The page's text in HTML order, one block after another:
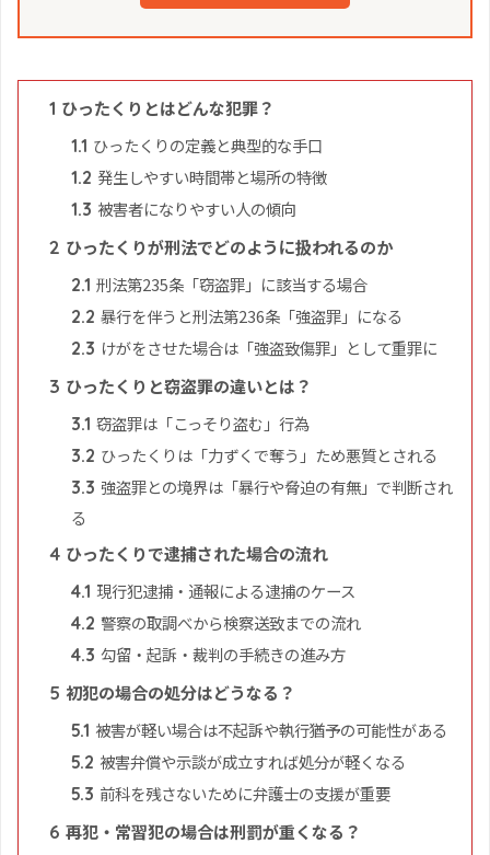
1 ひったくりとはどんな犯罪？
1.1 ひったくりの定義と典型的な手口
1.2 発生しやすい時間帯と場所の特徴
1.3 被害者になりやすい人の傾向
2 ひったくりが刑法でどのように扱われるのか
2.1 刑法第235条「窃盗罪」に該当する場合
2.2 暴行を伴うと刑法第236条「強盗罪」になる
2.3 けがをさせた場合は「強盗致傷罪」として重罪に
3 ひったくりと窃盗罪の違いとは？
3.1 窃盗罪は「こっそり盗む」行為
3.2 ひったくりは「力ずくで奪う」ため悪質とされる
3.3 強盗罪との境界は「暴行や脅迫の有無」で判断され
る
4 ひったくりで逮捕された場合の流れ
4.1 現行犯逮捕・通報による逮捕のケース
4.2 警察の取調べから検察送致までの流れ
4.3 勾留・起訴・裁判の手続きの進み方
5 初犯の場合の処分はどうなる？
5.1 被害が軽い場合は不起訴や執行猶予の可能性がある
5.2 被害弁償や示談が成立すれば処分が軽くなる
5.3 前科を残さないために弁護士の支援が重要
6 再犯・常習犯の場合は刑罰が重くなる？